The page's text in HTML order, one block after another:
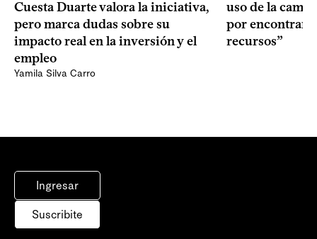
Cuesta Duarte valora la iniciativa,
pero marca dudas sobre su
impacto real en la inversión y el
empleo
Yamila Silva Carro
uso de la
por encontrar
recursos”
Ingresar
Suscribite